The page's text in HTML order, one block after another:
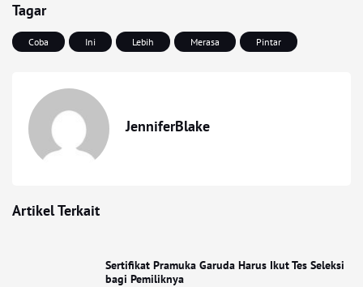
Tagar
Coba Ini Lebih Merasa Pintar
JenniferBlake
Artikel Terkait
Sertifikat Pramuka Garuda Harus Ikut Tes Seleksi
bagi Pemiliknya